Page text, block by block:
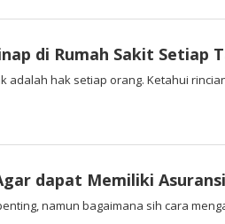
di Rumah Sakit Setiap
adalah hak setiap orang. Ketahui
dapat Memiliki
namun bagaimana sih cara